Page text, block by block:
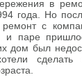
в
года. Но
ремонт с
и паре
дом был
сделать